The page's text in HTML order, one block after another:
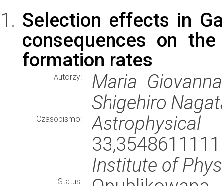
Selection effects in
consequences on
formation rates
Autorzy:
Maria
Shigehiro
Czasopismo:
Astrophysical
Institute of
Status: